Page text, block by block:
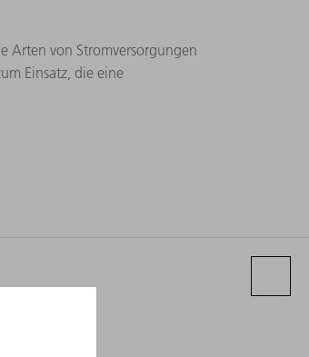
Arten von Stromversorgungen
Einsatz, die eine